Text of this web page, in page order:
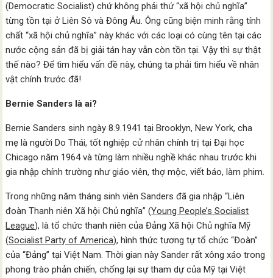
(Democratic Socialist) chứ không phải thứ “xã hội chủ nghĩa”
từng tồn tại ở Liên Sô và Đông Âu. Ông cũng biện minh rằng tính
chất “xã hội chủ nghĩa” này khác với các loại có cùng tên tại các
nước cộng sản đã bị giải tán hay vẫn còn tồn tại. Vậy thì sự thật
thế nào? Để tìm hiểu vấn đề này, chúng ta phải tìm hiểu về nhân
vật chính trước đã!
Bernie Sanders là ai?
Bernie Sanders sinh ngày 8.9.1941 tại Brooklyn, New York, cha
mẹ là người Do Thái, tốt nghiệp cử nhân chính trị tại Đại học
Chicago năm 1964 và từng làm nhiều nghề khác nhau trước khi
gia nhập chính trường như giáo viên, thợ mộc, viết báo, làm phim.
Trong những năm tháng sinh viên Sanders đã gia nhập “Liên
đoàn Thanh niên Xã hội Chủ nghĩa” (Young People’s Socialist
League), là tổ chức thanh niên của Đảng Xã hội Chủ nghĩa Mỹ
(Socialist Party of America), hình thức tương tự tổ chức “Đoàn”
của “Đảng” tại Việt Nam. Thời gian này Sander rất xông xáo trong
phong trào phản chiến, chống lại sự tham dự của Mỹ tại Việt